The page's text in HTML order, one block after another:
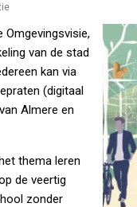
Omgevingsvisie,
van de stad
kan via
(digitaal
Almere en
thema leren
de veertig
zonder